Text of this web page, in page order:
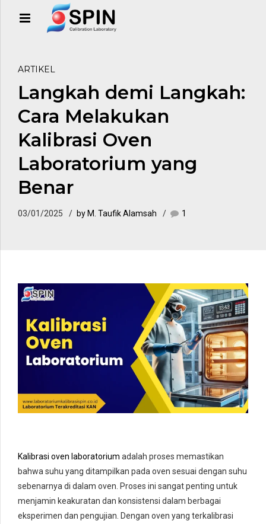
ARTIKEL
Langkah demi Langkah:
Cara Melakukan
Kalibrasi Oven
Laboratorium yang
Benar
03/01/2025 by M. Taufik Alamsah 1
Kalibrasi oven laboratorium adalah proses memastikan
bahwa suhu yang ditampilkan pada oven sesuai dengan suhu
sebenarnya di dalam oven. Proses ini sangat penting untuk
menjamin keakuratan dan konsistensi dalam berbagai
eksperimen dan pengujian. Dengan oven yang terkalibrasi